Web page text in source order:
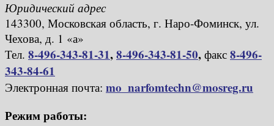
Юридический адрес
143300, Московская область, г. Наро-Фоминск, ул.
Чехова, д. 1 «а»
Тел. 8-496-343-81-31,8-496-343-81-50, факс 8-496-
343-84-61
Электронная почта: mo_narfomtechn@mosreg.ru
Режим работы: